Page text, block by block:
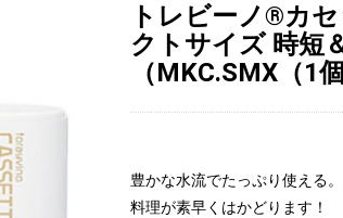
トレビーノ®カ
クトサイズ 時短
（MKC.SMX（1
豊かな水流でたっぷり使える
料理が素早くはかどります！